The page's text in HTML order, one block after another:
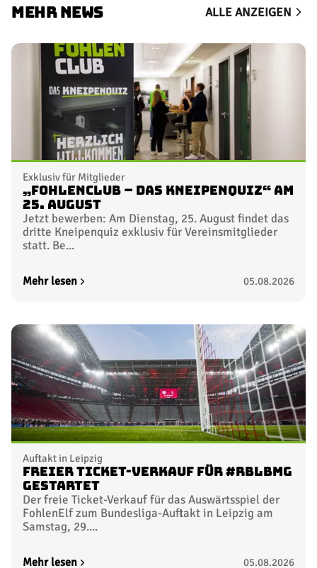
MEHR NEWS ALLE ANZEIGEN
Exklusiv für Mitglieder
„FohlenClub – Das Kneipenquiz“ am
25. August
Jetzt bewerben: Am Dienstag, 25. August findet das
dritte Kneipenquiz exklusiv für Vereinsmitglieder
statt. Be...
Mehr lesen 05.08.2026
Auftakt in Leipzig
Freier Ticket-Verkauf für #RBLBMG
gestartet
Der freie Ticket-Verkauf für das Auswärtsspiel der
FohlenElf zum Bundesliga-Auftakt in Leipzig am
Samstag, 29....
Mehr lesen 05.08.2026